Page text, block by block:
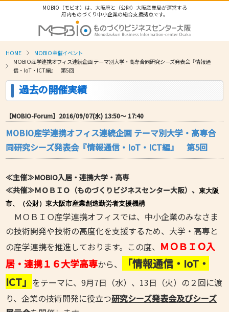
MOBIO（モビオ）は、大阪府と（公財）大阪産業局が運営する
府内ものづくり中小企業の総合支援拠点です。
HOME
MOBIO主催イベント
MOBIO産学連携オフィス連続企画 テーマ別大学・高専合同研究シーズ発表会『情報通
信・IoT・ICT編』 第5回
過去の開催実績
【MOBIO-Forum】2016/09/07(水) 13:50〜 17:40
MOBIO産学連携オフィス連続企画 テーマ別大学・高専合
同研究シーズ発表会『情報通信・IoT・ICT編』 第5回
≪主催≫MOBIO入居・連携大学・高専
≪共催≫ＭＯＢＩＯ（ものづくりビジネスセンター大阪）、東大阪
市、（公財）東大阪市産業創造勤労者支援機構
ＭＯＢＩＯ産学連携オフィスでは、中小企業のみなさま
の技術開発や技術の高度化を支援するため、大学・高専と
の産学連携を推進しております。この度、 ＭＯＢＩＯ入
居・連携１６大学高専から、
「情報通信・IoT・
ICT」 をテーマに、9月7日（水）、13日（火）の２回に渡
り、企業の技術開発に役立つ研究シーズ発表会及びシーズ